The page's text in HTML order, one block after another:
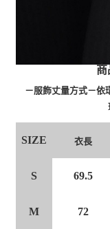
商
－服飾丈量方式－依
SIZE 衣長
S 69.5
M 72